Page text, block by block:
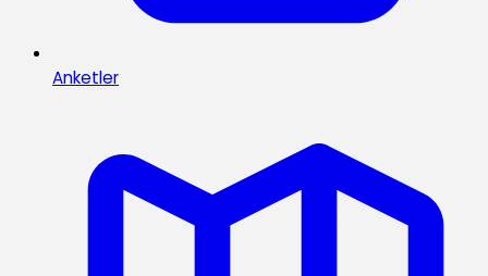
Anketler